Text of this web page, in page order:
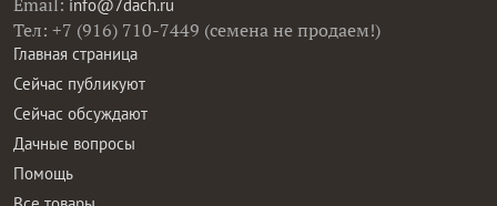
info@7dach.ru
Тел: +7 (916) 710-7449 (семена не продаем!)
Главная страница
Сейчас публикуют
Сейчас обсуждают
Дачные вопросы
Помощь